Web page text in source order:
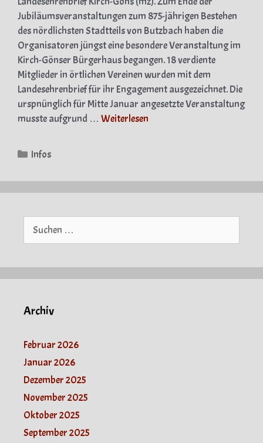
Jubiläumsveranstaltungen zum 875-jährigen Bestehen
des nördlichsten Stadtteils von Butzbach haben die
Organisatoren jüngst eine besondere Veranstaltung im
Kirch-Gönser Bürgerhaus begangen. 18 verdiente
Mitglieder in örtlichen Vereinen wurden mit dem
Landesehrenbrief für ihr Engagement ausgezeichnet. Die
urspnünglich für Mitte Januar angesetzte Veranstaltung
musste aufgrund … Weiterlesen
Kategorien
Infos
Archiv
Februar 2026
Januar 2026
Dezember 2025
November 2025
Oktober 2025
September 2025